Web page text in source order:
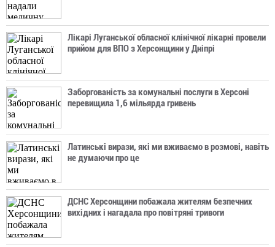
Лікарі Луганської обласної клінічної лікарні провели
прийом для ВПО з Херсонщини у Дніпрі
Заборгованість за комунальні послуги в Херсоні
перевищила 1,6 мільярда гривень
Латинські вирази, які ми вживаємо в розмові, навіть
не думаючи про це
ДСНС Херсонщини побажала жителям безпечних
вихідних і нагадала про повітряні тривоги